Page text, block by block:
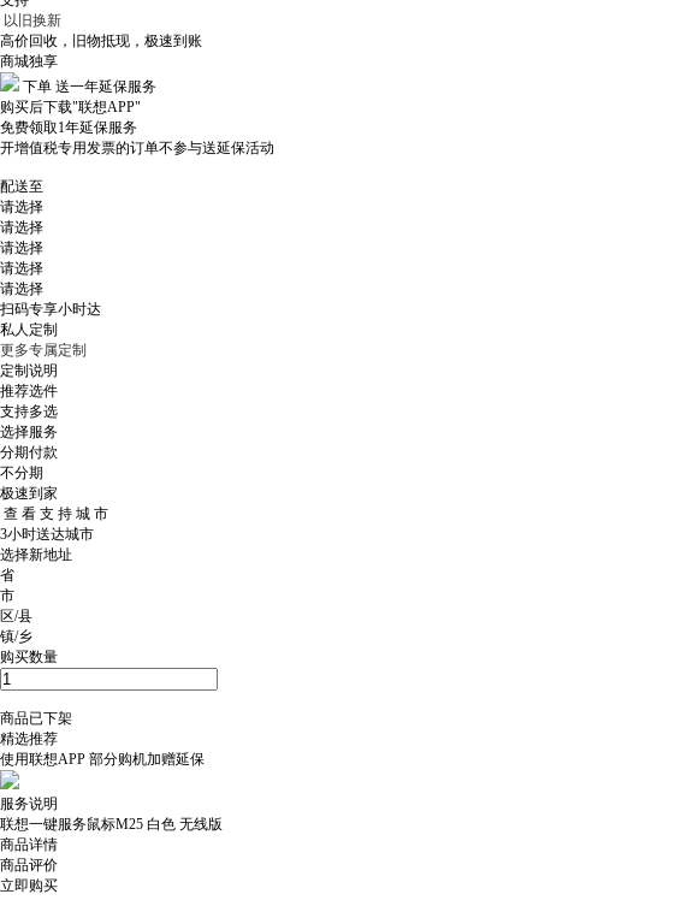
以旧换新
高价回收，旧物抵现，极速到账
商城独享
下单 送一年延保服务
购买后下载"联想APP"
免费领取1年延保服务
开增值税专用发票的订单不参与送延保活动
配送至
请选择
请选择
请选择
请选择
请选择
扫码专享小时达
私人定制
更多专属定制
定制说明
推荐选件
支持多选
选择服务
分期付款
不分期
极速到家
查 看 支 持 城 市
3小时送达城市
选择新地址
省
市
区/县
镇/乡
购买数量
商品已下架
精选推荐
使用联想APP 部分购机加赠延保
服务说明
联想一键服务鼠标M25 白色 无线版
商品详情
商品评价
立即购买